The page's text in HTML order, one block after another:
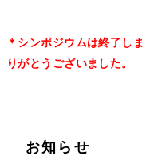
＊シンポジウムは終了し
りがとうございました。
お知らせ